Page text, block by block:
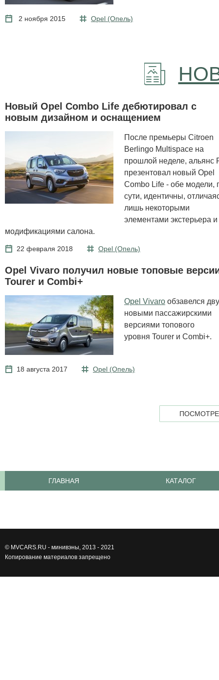
2 ноября 2015 Opel (Опель)
Новый Opel Combo Life дебютировал с
новым дизайном и оснащением
После премьеры Citroen
Berlingo Multispace на
прошлой неделе, альянс
презентовал новый Opel
Combo Life - обе модели,
сути, идентичны,
лишь некоторыми
элементами экстерьера и
модификациями салона.
22 февраля 2018 Opel (Опель)
Opel Vivaro получил новые топовые
Tourer и Combi+
Opel Vivaro обзавелся
новыми пассажирскими
версиями топового
уровня Tourer и Combi+.
18 августа 2017 Opel (Опель)
ГЛАВНАЯ КАТАЛОГ
© MVCARS.RU - минивэны , 2013 - 2021
Копирование материалов запрещено